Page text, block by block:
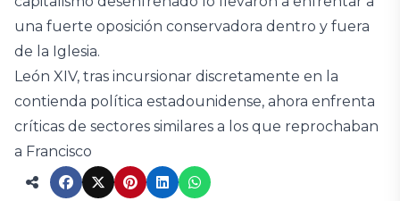
una fuerte oposición conservadora dentro y fuera
de la Iglesia.
León XIV, tras incursionar discretamente en la
contienda política estadounidense, ahora enfrenta
críticas de sectores similares a los que reprochaban
a Francisco